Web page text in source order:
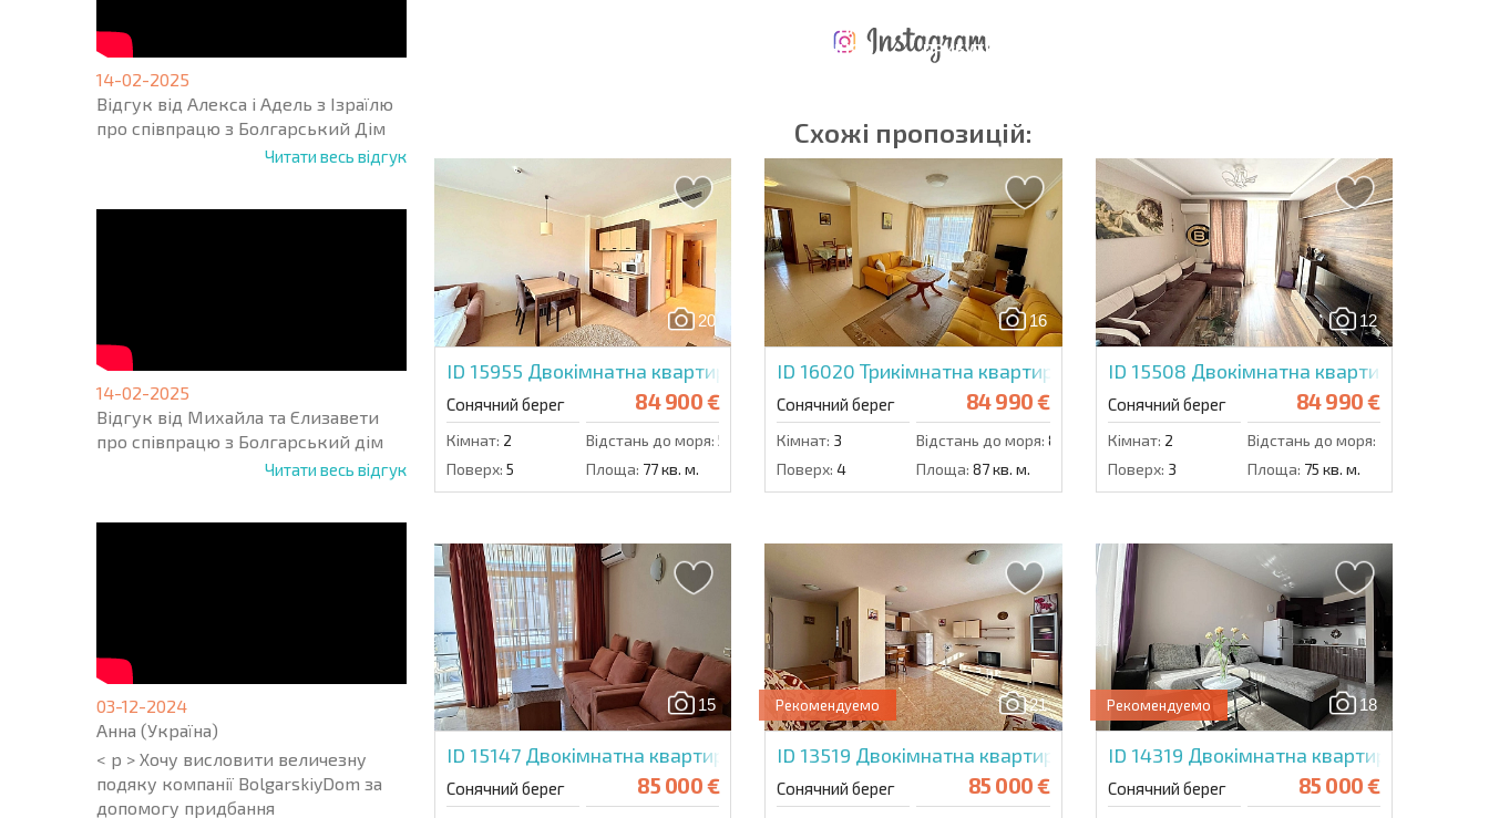
14-02-2025
Відгук від Алекса і Адель з Ізраїлю
про співпрацю з Болгарський Дім
Читати весь відгук
14-02-2025
Відгук від Михайла та Єлизавети
про співпрацю з Болгарський дім
Читати весь відгук
03-12-2024
Анна (Україна)
< p > Хочу висловити величезну
подяку компанії BolgarskiyDom за
допомогу придбання
* Поля обов'язкові для заповнення
Підписатися на розсилку | Натискаючи кнопку, ви дозволяєте
використання своїх даних.
Надіслати повідомлення
ВИТРАТИ НА
УТРИМАННЯ
ПРИБУТКОВІСТЬ
Схожі пропозицій:
20
ID 15955 Двокімнатна квартира в Маджестік
Сонячний берег 84 900 €
Кімнат: 2 Відстань до моря: 50 м.
Поверх: 5 Площа: 77 кв. м.
16
ID 16020Трикімнатна квартира в Персані 2
Сонячний берег 84 990 €
Кімнат: 3 Відстань до моря: 800 м.
Поверх: 4 Площа: 87 кв. м.
12
ID 15508 Двокімнатна квартира в Палм
Сонячний берег 84 990 €
Кімнат: 2 Відстань до моря:
Поверх: 3 Площа: 75 кв. м.
15
ID 15147 Двокімнатна квартира в Еліт 4
Сонячний берег 85 000 €
21
Рекомендуемо
ID 13519 Двокімнатна квартира в Еліт 4
Сонячний берег 85 000 €
18
Рекомендуемо
ID 14319 Двокімнатна квартира в Свята
Сонячний берег 85 000 €